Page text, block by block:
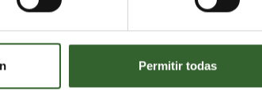
Permitir todas
en el informe de
establecimientos
la sentencia
locales no
jueves
Una
vías